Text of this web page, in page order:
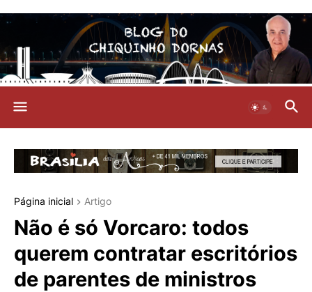
Página inicial Artigo
Não é só Vorcaro: todos
querem contratar escritórios
de parentes de ministros